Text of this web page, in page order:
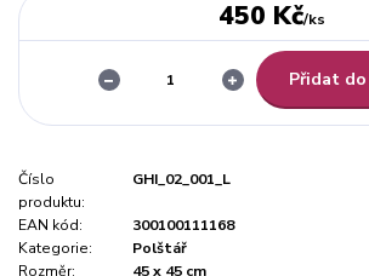
450 Kč/ks
Přidat
Číslo
produktu:
GHI_02_001_L
EAN kód:
300100111168
Kategorie:
Polštář
Rozměr:
45 x 45 cm